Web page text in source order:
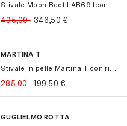
Stivale Moon Boot LAB69 Icon in cam...
495,00 346,50€
-30%
-30%
MARTINA T
285,00 199,50€
-30%
-30%
GUGLIELMO ROTTA